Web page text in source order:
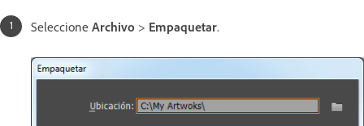
Seleccione Archivo > Empaquetar.